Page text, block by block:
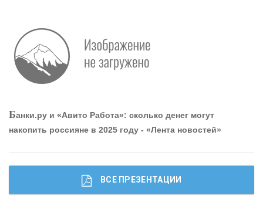
привлечь и удержать персонал - «Интервью»
Банки.ру и «Авито Работа»: сколько денег могут
накопить россияне в 2025 году - «Лента новостей»
ВСЕ ПРЕЗЕНТАЦИИ